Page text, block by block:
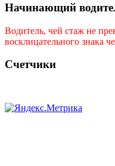
Начинающий
Водитель, чей стаж не
восклицательного знака
Счетчики